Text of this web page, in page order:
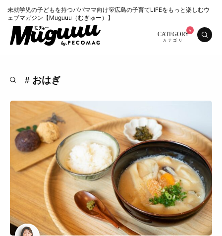
未就学児の子どもを持つパパママ向け🐻広島の子育てLIFEをもっと楽しむウ
ェブマガジン【Muguuu（むぎゅー）】
CATEGORY
特集 くらし
おいしい お知らせ
おでかけ
Muguuuとは 運営会社
# おはぎ